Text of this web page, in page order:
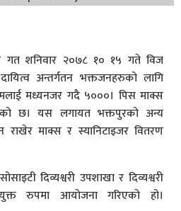
गत शनिवार २०७८ १० १५ गते विज
अन्तर्गतन भक्तजनहरुको लागि
मध्यनजर गदै ५०००। पिस माक्स
छ। यस लगायत भक्तपुरको अन्य
राखेर माक्स र स्यानिटाइजर वितरण
दिव्यश्वरी उपशाखा र दिव्यश्वरी
रुपमा आयोजना गरिएको हो।